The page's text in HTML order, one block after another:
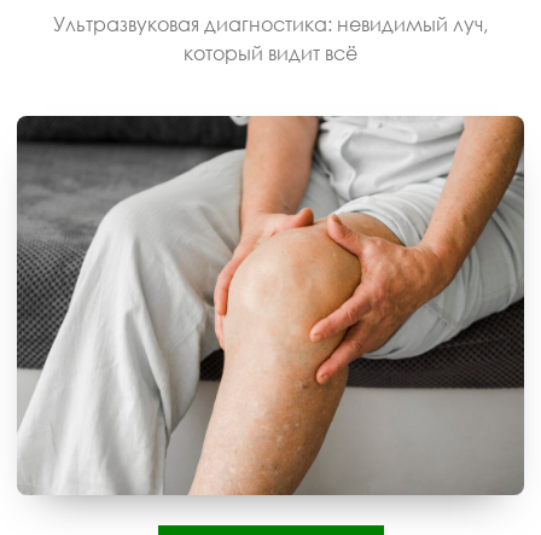
Ультразвуковая диагностика: невидимый луч,
который видит всё